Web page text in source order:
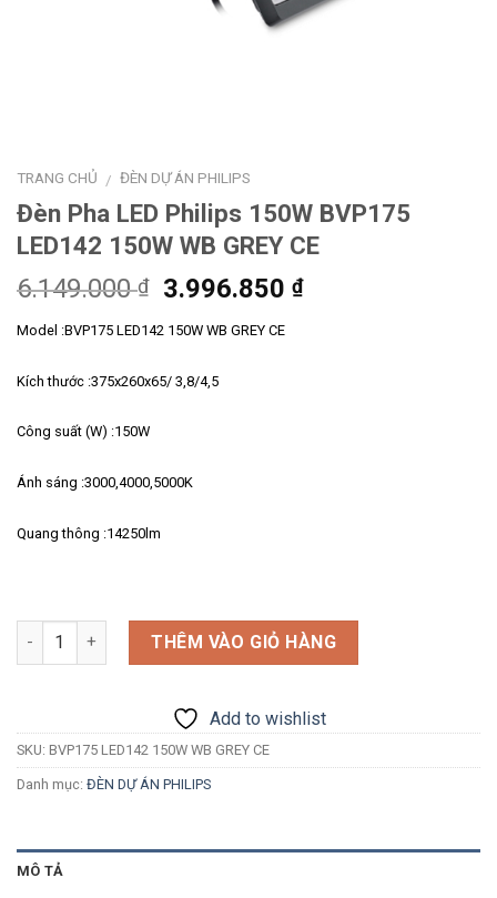
TRANG CHỦ / ĐÈN DỰ ÁN PHILIPS
Đèn Pha LED Philips 150W BVP175
LED142 150W WB GREY CE
6.149.000₫
Giá
là:
3.996.850₫Giá
Model :BVP175 LED142 150W WB GREY CE
Kích thước :375x260x65/ 3,8/4,5
Công suất (W) :150W
Ánh sáng :3000,4000,5000K
Quang thông :14250lm
Số lượng THÊM VÀO GIỎ HÀNG
Add to wishlist
SKU: BVP175 LED142 150W WB GREY CE
Danh mục: ĐÈN DỰ ÁN PHILIPS
MÔ TẢ